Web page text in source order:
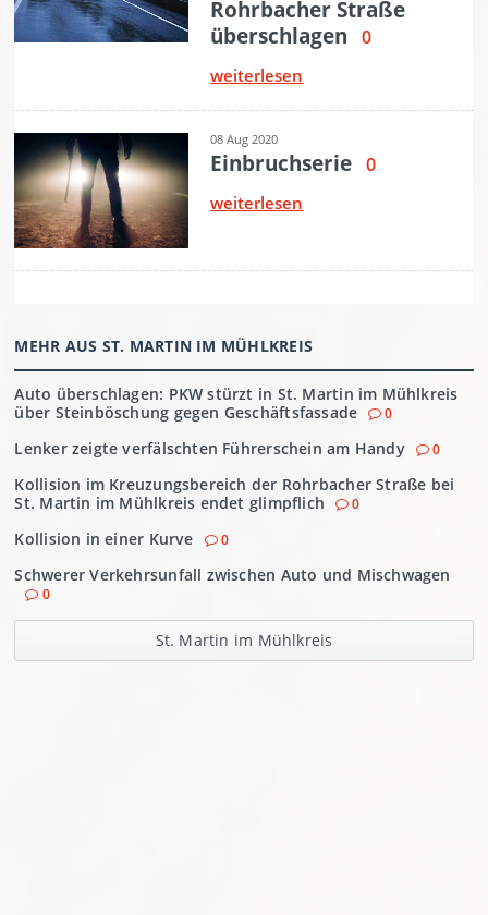
MEHR AUS ST. MARTIN IM MÜHLKREIS
Auto überschlagen: PKW stürzt in St. Martin im Mühlkreis
über Steinböschung gegen Geschäftsfassade
0
Lenker zeigte verfälschten Führerschein am Handy 0
Kollision im Kreuzungsbereich der Rohrbacher Straße bei
St. Martin im Mühlkreis endet glimpflich
0
Kollision in einer Kurve 0
Schwerer Verkehrsunfall zwischen Auto und Mischwagen
0
St. Martin im Mühlkreis